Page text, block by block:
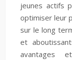
jeunes actifs
optimiser leur
sur le long
et
avantages